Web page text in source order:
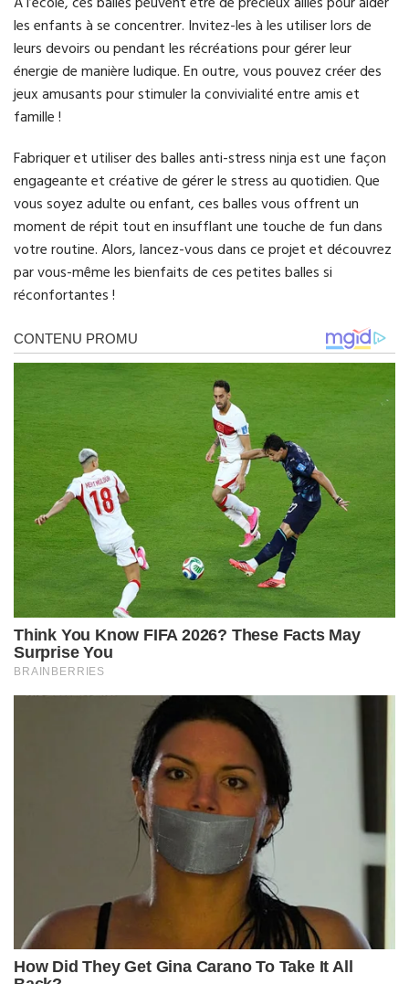
les enfants à se concentrer. Invitez-les à les utiliser lors de
leurs devoirs ou pendant les récréations pour gérer leur
énergie de manière ludique. En outre, vous pouvez créer des
jeux amusants pour stimuler la convivialité entre amis et
famille !
Fabriquer et utiliser des balles anti-stress ninja est une façon
engageante et créative de gérer le stress au quotidien. Que
vous soyez adulte ou enfant, ces balles vous offrent un
moment de répit tout en insufflant une touche de fun dans
votre routine. Alors, lancez-vous dans ce projet et découvrez
par vous-même les bienfaits de ces petites balles si
réconfortantes !